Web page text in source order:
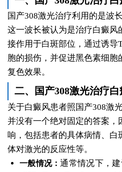
国产308激光治疗利用的是波
这一波长被认为是治疗白癜风
接作用于白斑部位，通过诱导
胞的损伤，并促进黑色素细胞
复色效果。
二、国产308激光治疗
关于白癜风患者照国产308激
并没有一个绝对固定的答案，
响，包括患者的具体病情、白
体对激光的反应性等。
一般情况：通常情况下，